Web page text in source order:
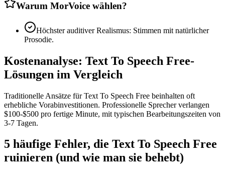
Warum MorVoice wählen?
Höchster auditiver Realismus: Stimmen mit natürlicher
Prosodie.
Kostenanalyse: Text To Speech Free-
Lösungen im Vergleich
Traditionelle Ansätze für Text To Speech Free beinhalten oft
erhebliche Vorabinvestitionen. Professionelle Sprecher verlangen
$100-$500 pro fertige Minute, mit typischen Bearbeitungszeiten von
3-7 Tagen.
5 häufige Fehler, die Text To Speech Free
ruinieren (und wie man sie behebt)